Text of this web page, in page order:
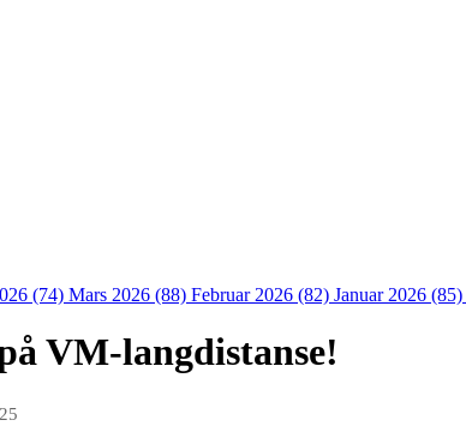
(74) Mars 2026 (88) Februar 2026 (82) Januar 2026 (85)
VM-langdistanse!